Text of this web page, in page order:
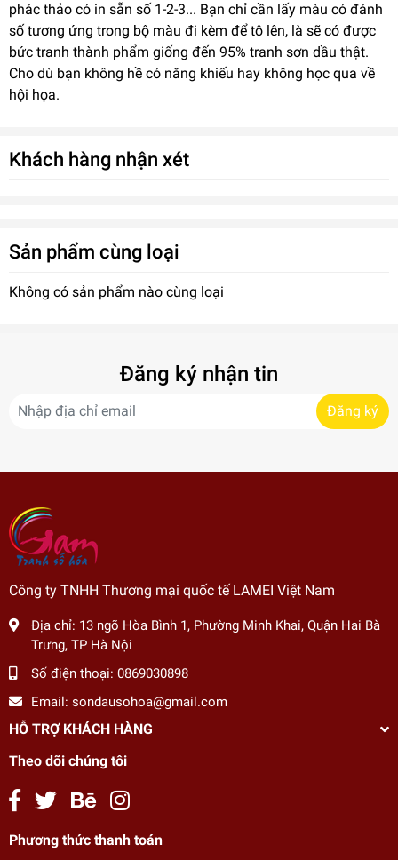
phác thảo có in sẵn số 1-2-3... Bạn chỉ cần lấy màu có đánh
số tương ứng trong bộ màu đi kèm để tô lên, là sẽ có được
bức tranh thành phẩm giống đến 95% tranh sơn dầu thật.
Cho dù bạn không hề có năng khiếu hay không học qua về
hội họa.
Khách hàng nhận xét
Sản phẩm cùng loại
Không có sản phẩm nào cùng loại
Đăng ký nhận tin
Đăng ký
Công ty TNHH Thương mại quốc tế LAMEI Việt Nam
Địa chỉ: 13 ngõ Hòa Bình 1, Phường Minh Khai, Quận Hai Bà
Trưng, TP Hà Nội
Số điện thoại: 0869030898
Email: sondausohoa@gmail.com
HỖ TRỢ KHÁCH HÀNG
Theo dõi chúng tôi
Phương thức thanh toán